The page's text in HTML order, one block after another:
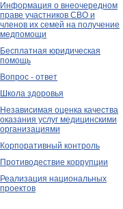
Информация о внеочередном
праве участников СВО и
членов их семей на получение
медпомощи
Бесплатная юридическая
помощь
Вопрос - ответ
Школа здоровья
Независимая оценка качества
оказания услуг медицинскими
организациями
Корпоративный контроль
Противодествие коррупции
Реализация национальных
проектов